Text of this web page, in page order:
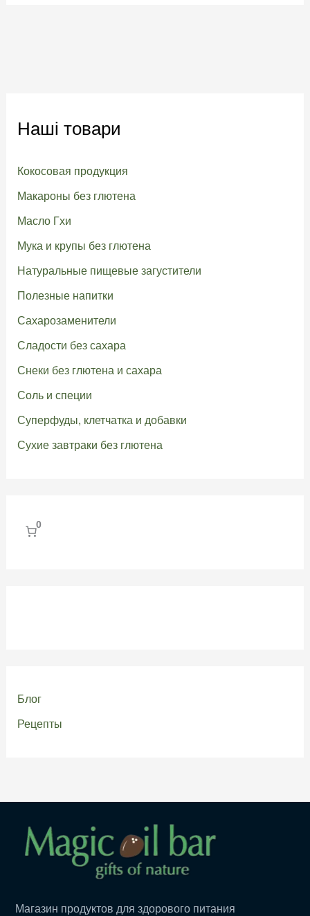
Наші товари
Кокосовая продукция
Макароны без глютена
Масло Гхи
Мука и крупы без глютена
Натуральные пищевые загустители
Полезные напитки
Сахарозаменители
Сладости без сахара
Снеки без глютена и сахара
Соль и специи
Суперфуды, клетчатка и добавки
Сухие завтраки без глютена
0
Блог
Рецепты
Магазин продуктов для здорового питания